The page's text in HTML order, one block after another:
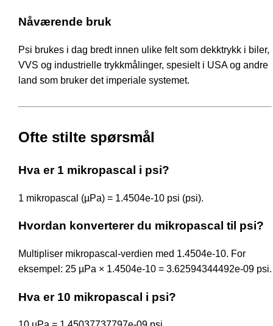
Nåværende bruk
Psi brukes i dag bredt innen ulike felt som dekktrykk i biler,
VVS og industrielle trykkmålinger, spesielt i USA og andre
land som bruker det imperiale systemet.
Ofte stilte spørsmål
Hva er 1 mikropascal i psi?
1 mikropascal (µPa) = 1.4504e-10 psi (psi).
Hvordan konverterer du mikropascal til psi?
Multipliser mikropascal-verdien med 1.4504e-10. For
eksempel: 25 µPa × 1.4504e-10 = 3.62594344492e-09 psi.
Hva er 10 mikropascal i psi?